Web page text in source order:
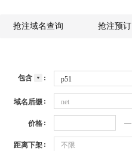
抢注域名查询 抢注预订
包含
域名后缀 net
价格
距离下架 不限